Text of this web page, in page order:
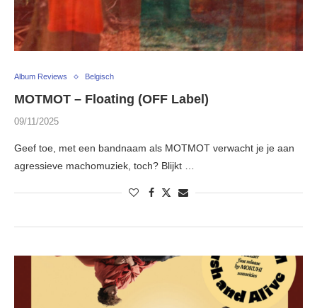
Album Reviews Belgisch
MOTMOT – Floating (OFF Label)
09/11/2025
Geef toe, met een bandnaam als MOTMOT verwacht je je aan
agressieve machomuziek, toch? Blijkt …